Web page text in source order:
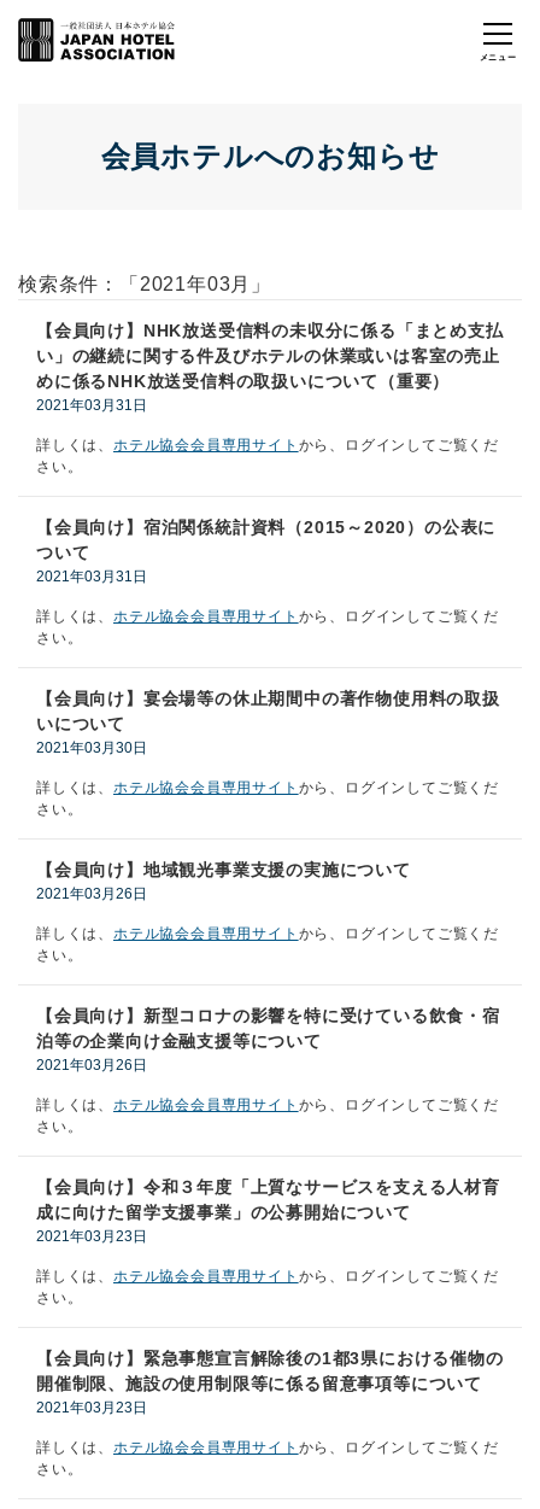
会員ホテルへのお知らせ
検索条件：「2021年03月」
【会員向け】NHK放送受信料の未収分に係る「まとめ支払
い」の継続に関する件及びホテルの休業或いは客室の売止
めに係るNHK放送受信料の取扱いについて（重要）
2021年03月31日
詳しくは、 ホテル協会会員専用サイト から、ログインしてご覧くだ
さい。
【会員向け】宿泊関係統計資料（2015～2020）の公表に
ついて
2021年03月31日
詳しくは、 ホテル協会会員専用サイト から、ログインしてご覧くだ
さい。
【会員向け】宴会場等の休止期間中の著作物使用料の取扱
いについて
2021年03月30日
詳しくは、 ホテル協会会員専用サイト から、ログインしてご覧くだ
さい。
【会員向け】地域観光事業支援の実施について
2021年03月26日
詳しくは、 ホテル協会会員専用サイト から、ログインしてご覧くだ
さい。
【会員向け】新型コロナの影響を特に受けている飲食・宿
泊等の企業向け金融支援等について
2021年03月26日
詳しくは、 ホテル協会会員専用サイト から、ログインしてご覧くだ
さい。
【会員向け】令和３年度「上質なサービスを支える人材育
成に向けた留学支援事業」の公募開始について
2021年03月23日
詳しくは、 ホテル協会会員専用サイト から、ログインしてご覧くだ
さい。
【会員向け】緊急事態宣言解除後の1都3県における催物の
開催制限、施設の使用制限等に係る留意事項等について
2021年03月23日
詳しくは、 ホテル協会会員専用サイト から、ログインしてご覧くだ
さい。